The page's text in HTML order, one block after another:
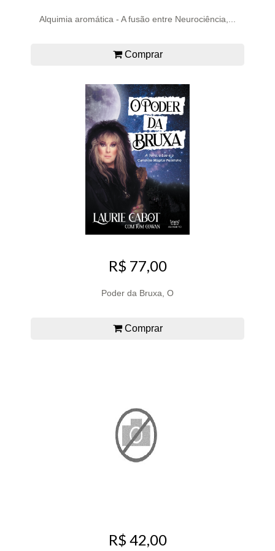
Alquimia aromática - A fusão entre Neurociência,...
Comprar
R$ 77,00
Poder da Bruxa, O
Comprar
R$ 42,00